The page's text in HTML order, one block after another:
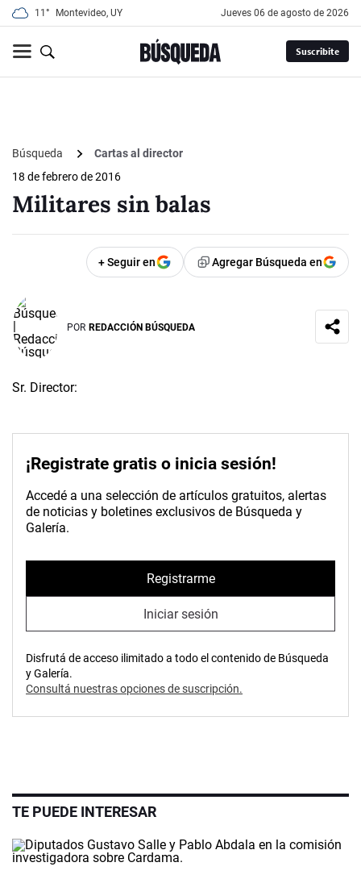
11° Montevideo, UY jueves 06 de agosto de 2026
Suscribite
Búsqueda
Cartas al director
18 de febrero de 2016
Militares sin balas
+ Seguir en Agregar Búsqueda en
POR REDACCIÓN BÚSQUEDA
Sr. Director:
¡Registrate gratis o inicia sesión!
Accedé a una selección de artículos gratuitos, alertas
de noticias y boletines exclusivos de Búsqueda y
Galería.
Registrarme
Iniciar sesión
Disfrutá de acceso ilimitado a todo el contenido de Búsqueda
y Galería.
Consultá nuestras opciones de suscripción.
TE PUEDE INTERESAR